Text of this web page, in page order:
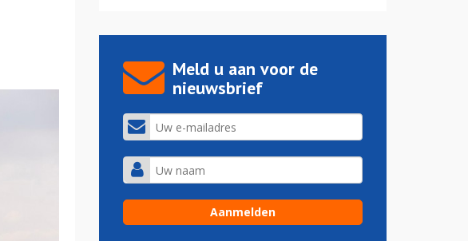
Meld u aan voor de
nieuwsbrief